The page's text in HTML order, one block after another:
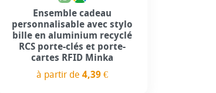
Ensemble cadeau
personnalisable avec stylo
bille en aluminium recyclé
RCS porte-clés et porte-
cartes RFID Minka
à partir de4,39 €